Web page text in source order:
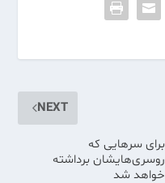
NEXT
برای سر‌هایی که
روسری‌هایشان برداشته
خواهد شد